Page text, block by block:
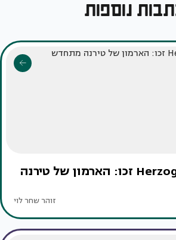
נוספות
Herzog & de Meuron זכו: הארמון של טירנה
זוהר שחר לוי